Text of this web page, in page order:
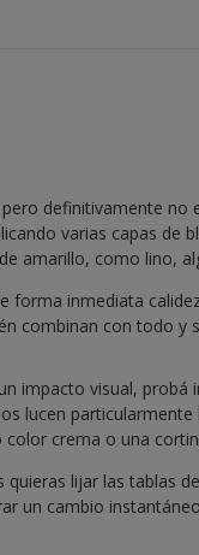
definitivamente
varias capas de
amarillo, como lino,
forma inmediata
combinan con todo y
impacto visual,
lucen
crema o una
quieras lijar las tablas
un cambio